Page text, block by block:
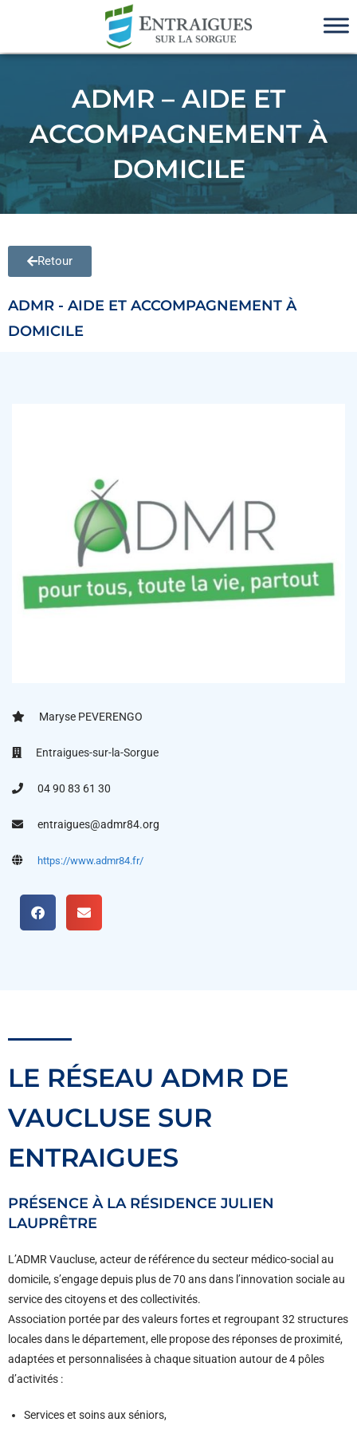
ADMR – AIDE ET
ACCOMPAGNEMENT À
DOMICILE
Retour
ADMR - AIDE ET ACCOMPAGNEMENT À
DOMICILE
Maryse PEVERENGO
Entraigues-sur-la-Sorgue
04 90 83 61 30
entraigues@admr84.org
https://www.admr84.fr/
LE RÉSEAU ADMR DE
VAUCLUSE SUR
ENTRAIGUES
PRÉSENCE À LA RÉSIDENCE JULIEN
LAUPRÊTRE
L’ADMR Vaucluse, acteur de référence du secteur médico-social au
domicile, s’engage depuis plus de 70 ans dans l’innovation sociale au
service des citoyens et des collectivités.
Association portée par des valeurs fortes et regroupant 32 structures
locales dans le département, elle propose des réponses de proximité,
adaptées et personnalisées à chaque situation autour de 4 pôles
d’activités :
Services et soins aux séniors,